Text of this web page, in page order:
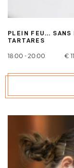
PLEIN FEU... SANS
TARTARES
18:00 - 20:00 €